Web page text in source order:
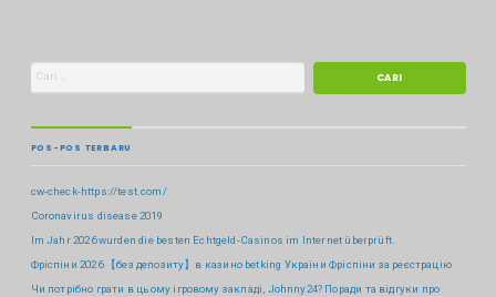
POS-POS TERBARU
cw-check-https://test.com/
Coronavirus disease 2019
Im Jahr 2026 wurden die besten Echtgeld-Casinos im Internet überprüft.
Фріспіни 2026 【без депозиту】в казино betking України ️Фріспіни за реєстрацію
Чи потрібно грати в цьому ігровому закладі, Johnny24? Поради та відгуки про